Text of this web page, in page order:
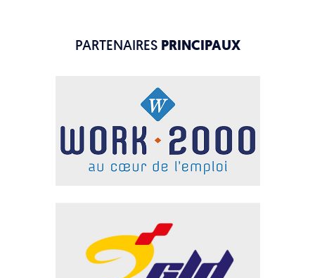
PARTENAIRES PRINCIPAUX